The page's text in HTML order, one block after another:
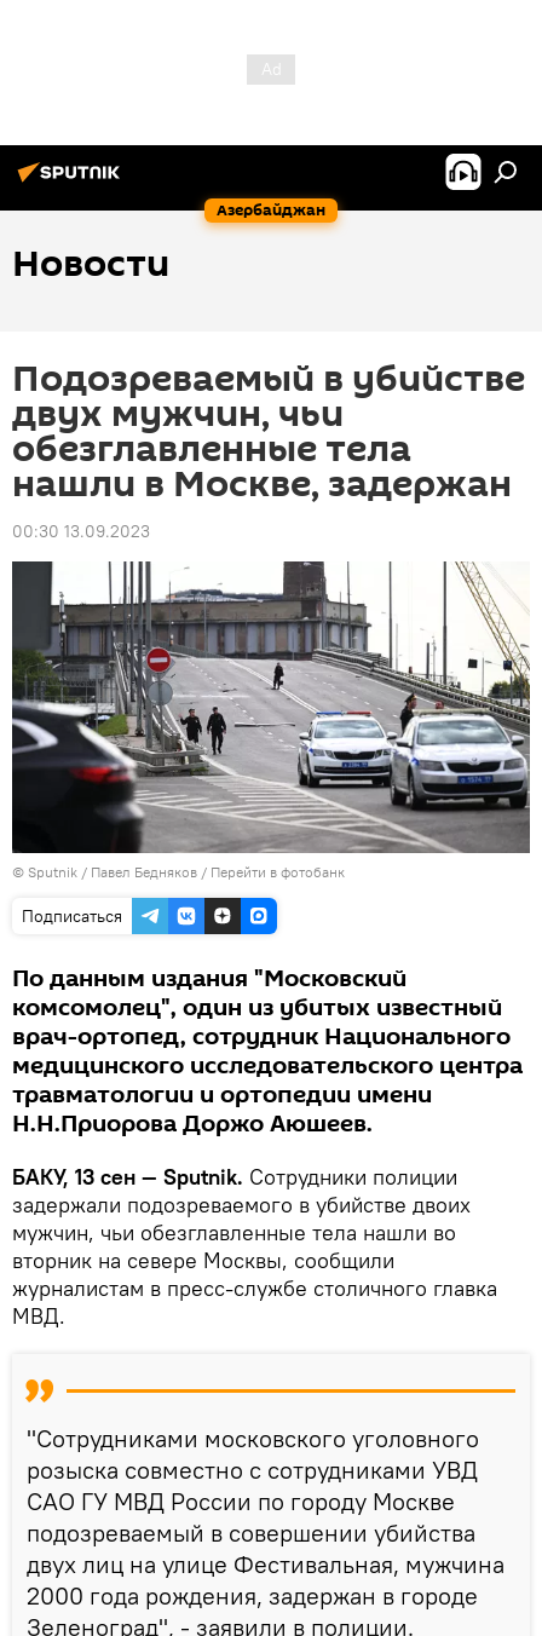
Азербайджан
Новости
Подозреваемый в убийстве
двух мужчин, чьи
обезглавленные тела
нашли в Москве, задержан
00:30 13.09.2023
© Sputnik / Павел Бедняков / Перейти в фотобанк
Подписаться
По данным издания "Московский
комсомолец", один из убитых известный
врач-ортопед, сотрудник Национального
медицинского исследовательского центра
травматологии и ортопедии имени
Н.Н.Приорова Доржо Аюшеев.
БАКУ, 13 сен — Sputnik. Сотрудники полиции
задержали подозреваемого в убийстве двоих
мужчин, чьи обезглавленные тела нашли во
вторник на севере Москвы, сообщили
журналистам в пресс-службе столичного главка
МВД.
"Сотрудниками московского уголовного
розыска совместно с сотрудниками УВД
САО ГУ МВД России по городу Москве
подозреваемый в совершении убийства
двух лиц на улице Фестивальная, мужчина
2000 года рождения, задержан в городе
Зеленоград", - заявили в полиции.